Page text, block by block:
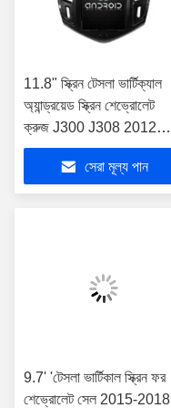
11.8" স্ক্রিন টেসলা ভার্টিক্যাল
অ্যান্ড্রয়েড স্ক্রিন শেভ্রোলেট
ক্রুজ J300 J308 2012
-2015 কার মাল্টিমিডিয়া স্টেরিও
জিপিএস কারপ্লে প্লেয়ারের জন্য
সেরা মূল্য পান
9.7' 'টেসলা ভার্টিকাল স্ক্রিন ফর
শেভ্রোলেট সেল 2015-2018